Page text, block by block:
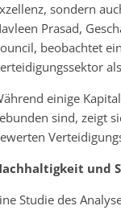
sondern
Prasad,
beobachtet
einige
sind, zeigt
und
Studie des